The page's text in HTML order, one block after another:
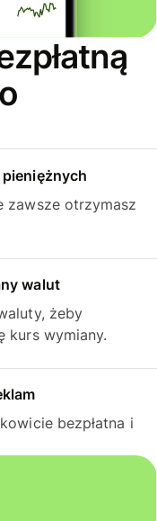
pieniężnych
zawsze otrzymasz
walut
żeby
kurs wymiany.
bezpłatna i